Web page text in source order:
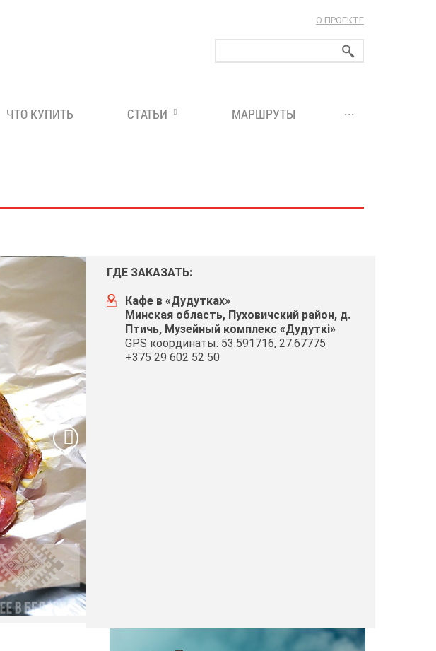
О ПРОЕКТЕ
ЧТО КУПИТЬ СТАТЬИ МАРШРУТЫ ...
ГДЕ ЗАКАЗАТЬ:
Кафе в «Дудутках»
Минская область, Пуховичский район, д.
Птичь, Музейный комплекс «Дудуткi»
GPS координаты: 53.591716, 27.67775
+375 29 602 52 50